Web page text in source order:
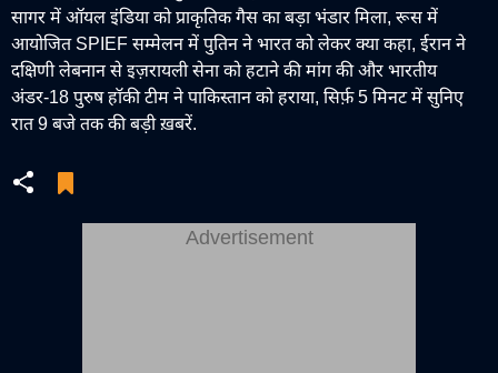
सागर में ऑयल इंडिया को प्राकृतिक गैस का बड़ा भंडार मिला, रूस में
आयोजित SPIEF सम्मेलन में पुतिन ने भारत को लेकर क्या कहा, ईरान ने
दक्षिणी लेबनान से इज़रायली सेना को हटाने की मांग की और भारतीय
अंडर-18 पुरुष हॉकी टीम ने पाकिस्तान को हराया, सिर्फ़ 5 मिनट में सुनिए
रात 9 बजे तक की बड़ी ख़बरें.
Advertisement